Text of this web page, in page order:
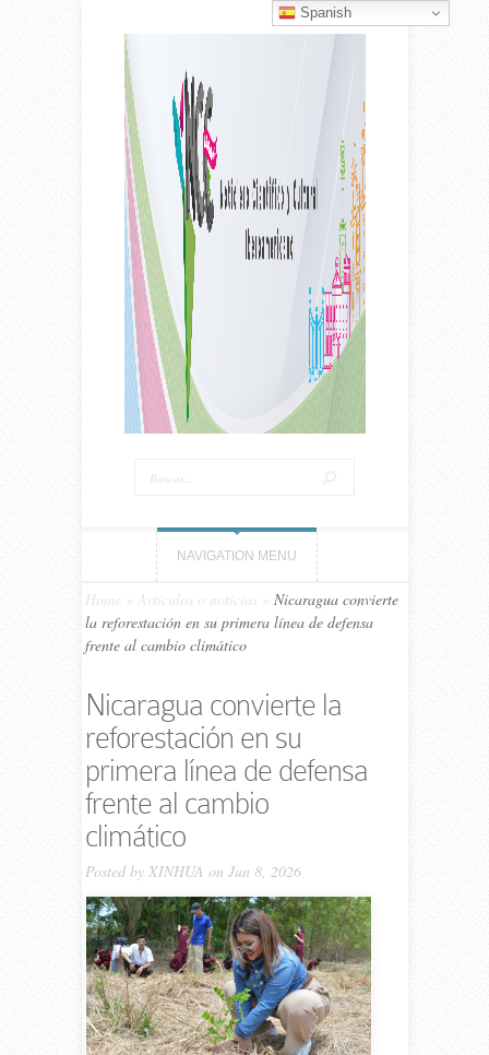
NAVIGATION MENU
Home Artículos o noticias
Nicaragua convierte
la reforestación en su primera línea de defensa
frente al cambio climático
Nicaragua convierte la
reforestación en su
primera línea de defensa
frente al cambio
climático
Posted by XINHUA on Jun 8, 2026
Spanish